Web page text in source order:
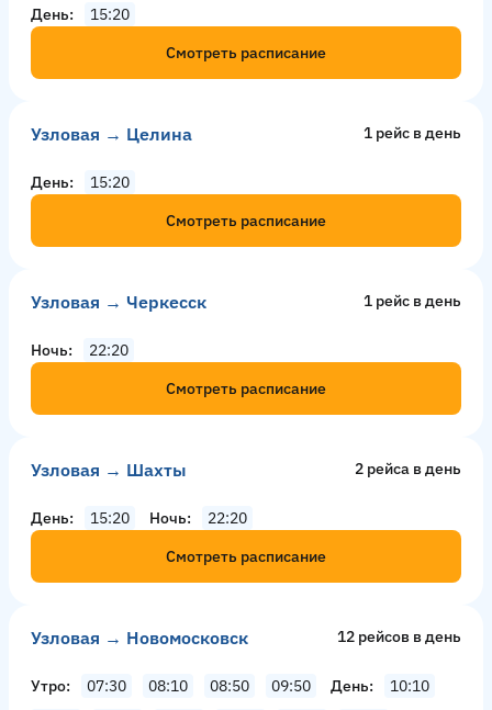
День
15:20
Смотреть расписание
Узловая → Целина 1 рейс в день
День
15:20
Смотреть расписание
Узловая → Черкесск 1 рейс в день
Ночь
22:20
Смотреть расписание
Узловая → Шахты 2 рейсa в день
День 15:20 Ночь
22:20
Смотреть расписание
Узловая → Новомосковск 12 рейсов в день
Утро 07:30 08:10 08:50 09:50 День
10:10